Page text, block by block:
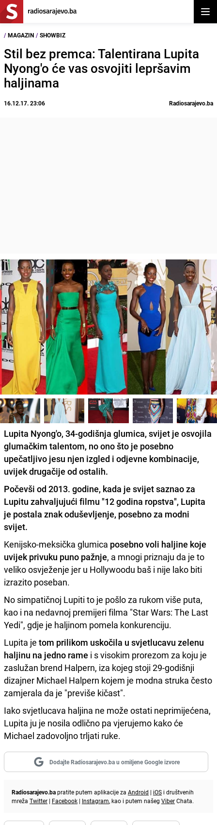
/ MAGAZIN / SHOWBIZ
Stil bez premca: Talentirana Lupita
Nyong'o će vas osvojiti lepršavim
haljinama
16.12.17. 23:06 Radiosarajevo.ba
Lupita Nyong'o, 34-godišnja glumica, svijet je osvojila
glumačkim talentom, no ono što je posebno
upečatljivo jesu njen izgled i odjevne kombinacije,
uvijek drugačije od ostalih.
Počevši od 2013. godine, kada je svijet saznao za
Lupitu zahvaljujući filmu "12 godina ropstva", Lupita
je postala znak oduševljenje, posebno za modni
svijet.
Kenijsko-meksička glumica posebno voli haljine koje
uvijek privuku puno pažnje, a mnogi priznaju da je to
veliko osvježenje jer u Hollywoodu baš i nije lako biti
izrazito poseban.
No simpatičnoj Lupiti to je pošlo za rukom više puta,
kao i na nedavnoj premijeri filma "Star Wars: The Last
Yedi", gdje je haljinom pomela konkurenciju.
Lupita je tom prilikom uskočila u svjetlucavu zelenu
haljinu na jedno rame i s visokim prorezom za koju je
zaslužan brend Halpern, iza kojeg stoji 29-godišnji
dizajner Michael Halpern kojem je modna struka često
zamjerala da je "previše kičast".
Iako svjetlucava haljina ne može ostati neprimijećena,
Lupita ju je nosila odlično pa vjerujemo kako će
Michael zadovoljno trljati ruke.
Dodajte Radiosarajevo.ba u omiljene Google izvore
Radiosarajevo.bapratite putem aplikacije za Android | iOS i društvenih
mreža Twitter | Facebook | Instagram, kao i putem našeg ViberChata.